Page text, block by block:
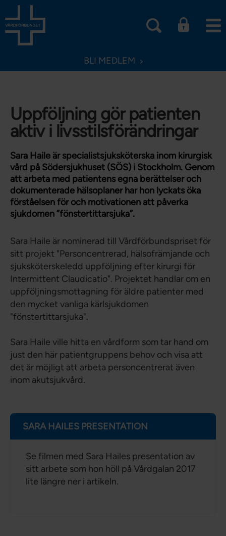
BLI MEDLEM
Uppföljning gör patienten
aktiv i livsstilsförändringar
Sara Haile är specialistsjuksköterska inom kirurgisk
vård på Södersjukhuset (SÖS) i Stockholm. Genom
att arbeta med patientens egna berättelser och
dokumenterade hälsoplaner har hon lyckats öka
förståelsen för och motivationen att påverka
sjukdomen ”fönstertittarsjuka”.
Sara Haile är nominerad till Vårdförbundspriset för
sitt projekt "Personcentrerad, hälsofrämjande och
sjuksköterskeledd uppföljning efter kirurgi för
Intermittent Claudicatio". Projektet handlar om en
uppföljningsmottagning för äldre patienter med
den mycket vanliga kärlsjukdomen
"fönstertittarsjuka".
Sara Haile ville hitta en vårdform som tar hand om
just den här patientgruppens behov och visa att
det är möjligt att arbeta personcentrerat även
inom akutsjukvård.
SARA HAILES PRESENTATION
Se filmen med Sara Hailes presentation av
sitt arbete som hon höll på Vårdgalan 2017
lite längre ner i artikeln.